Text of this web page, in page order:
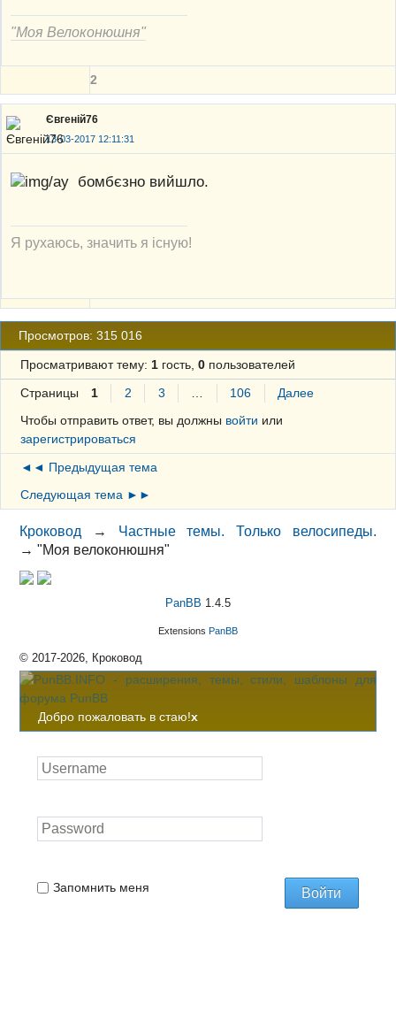
"Моя Велоконюшня"
2
Євгеній76
13-03-2017 12:11:31
бомбєзно вийшло.
Я рухаюсь, значить я існую!
Просмотров: 315 016
Просматривают тему: 1гость, 0пользователей
Страницы 1 2 3 106
Далее
Чтобы отправить ответ, вы должны войти или
зарегистрироваться
◄◄ Предыдущая тема
Следующая тема ►►
Кроковод → Частные темы. Только велосипеды.
→"Моя велоконюшня"
PanBB 1.4.5
Extensions PanBB
© 2017-2026, Кроковод
Добро пожаловать в стаю!x
Запомнить меня